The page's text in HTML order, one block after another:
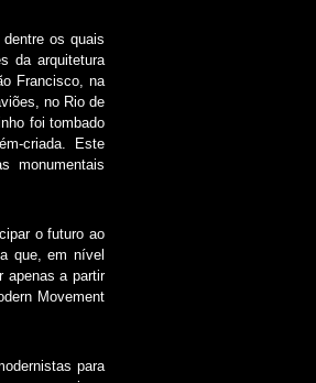
os quais
da arquitetura
Francisco, na
no Rio de
foi tombado
criada. Este
monumentais
o futuro ao
que, em nível
apenas a partir
Movement
para